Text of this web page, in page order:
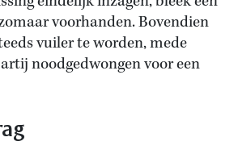
voorhanden. Bovendien
vuiler te worden, mede
noodgedwongen voor een